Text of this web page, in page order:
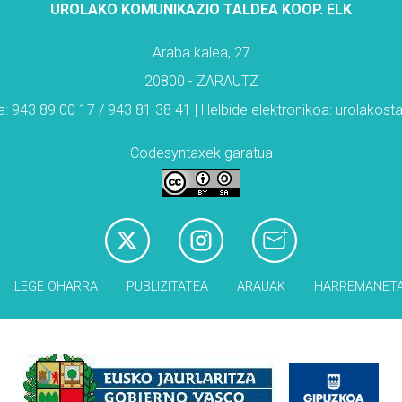
UROLAKO KOMUNIKAZIO TALDEA KOOP. ELK
Araba kalea, 27
20800 - ZARAUTZ
943 89 00 17 / 943 81 38 41 | Helbide elektronikoa:
Codesyntaxek garatua
LEGE OHARRA PUBLIZITATEA ARAUAK